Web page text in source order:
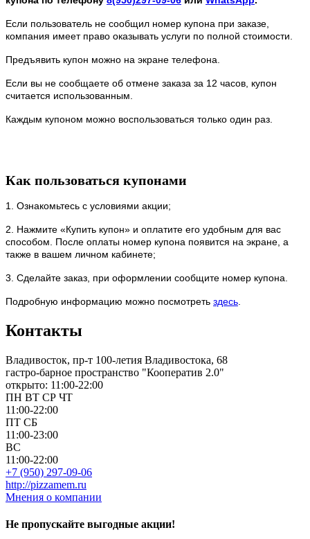
Если пользователь не сообщил номер купона при заказе,
компания имеет право оказывать услуги по полной стоимости.
Предъявить купон можно на экране телефона.
Если вы не сообщаете об отмене заказа за 12 часов, купон
считается использованным.
Каждым купоном можно воспользоваться только один раз.
Как пользоваться купонами
1. Ознакомьтесь с условиями акции;
2. Нажмите «Купить купон» и оплатите его удобным для вас
способом. После оплаты номер купона появится на экране, а
также в вашем личном кабинете;
3. Сделайте заказ, при оформлении сообщите номер купона.
Подробную информацию можно посмотреть здесь
Контакты
Владивосток, пр-т 100-летия Владивостока, 68
гастро-барное пространство "Кооператив 2.0"
открыто: 11:00-22:00
ПН ВТ СР ЧТ
11:00-22:00
ПТ СБ
11:00-23:00
ВС
11:00-22:00
+7 (950) 297-09-06
http://pizzamem.ru
Мнения о компании
Не пропускайте выгодные акции!